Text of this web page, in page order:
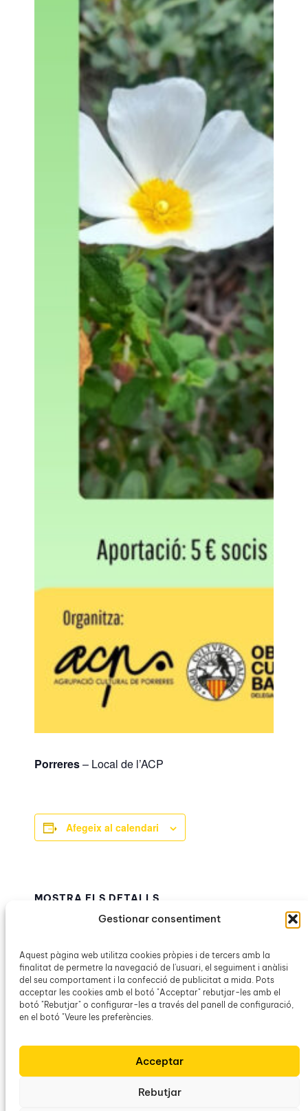
Gestionar consentiment
Aquest pàgina web utilitza cookies pròpies i de tercers amb la
finalitat de permetre la navegació de l'usuari, el seguiment i anàlisi
del seu comportament i la confecció de publicitat a mida. Pots
acceptar les cookies amb el botó "Acceptar" rebutjar-les amb el
botó "Rebutjar" o configurar-les a través del panell de configuració,
en el botó "Veure les preferències.
Acceptar
Rebutjar
Porreres– Local de l’ACP
Afegeix al calendari
MOSTRA ELS DETALLS
Hora:
19:00h – 20:30h
Categories d’Esdeveniment:
Agrupació Cultural de Porreres,OCB Llubí
càrrec de Catalina Bibiloni